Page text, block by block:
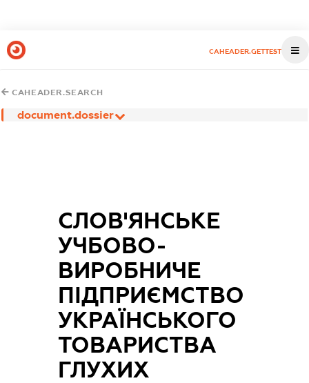
CAHEADER.GETTEST
CAHEADER.SEARCH
document.dossier
СЛОВ'ЯНСЬКЕ
УЧБОВО-
ВИРОБНИЧЕ
ПІДПРИЄМСТВО
УКРАЇНСЬКОГО
ТОВАРИСТВА
ГЛУХИХ